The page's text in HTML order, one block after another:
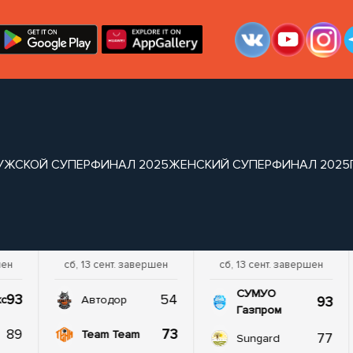
СУПЕРФИНАЛ 2025ЖЕНСКИЙ СУПЕРФИНАЛ 2025
93
89
сб, 13 сент. завершен
Автодор 54
Team Team 73
сб, 13 сент. завершен
СУМУО
Газпром
93
Sungard 77